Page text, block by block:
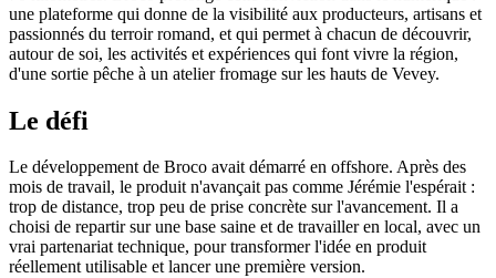
une plateforme qui donne de la visibilité aux producteurs, artisans et
passionnés du terroir romand, et qui permet à chacun de découvrir,
autour de soi, les activités et expériences qui font vivre la région,
d'une sortie pêche à un atelier fromage sur les hauts de Vevey.
Le défi
Le développement de Broco avait démarré en offshore. Après des
mois de travail, le produit n'avançait pas comme Jérémie l'espérait :
trop de distance, trop peu de prise concrète sur l'avancement. Il a
choisi de repartir sur une base saine et de travailler en local, avec un
vrai partenariat technique, pour transformer l'idée en produit
réellement utilisable et lancer une première version.